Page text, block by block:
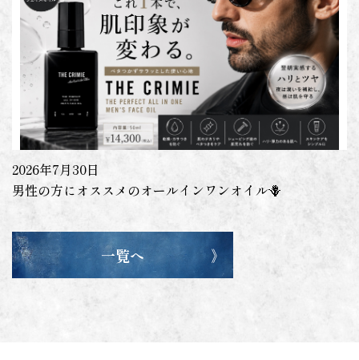
2026年7月30日
男性の方にオススメのオールインワンオイル🪻
一覧へ